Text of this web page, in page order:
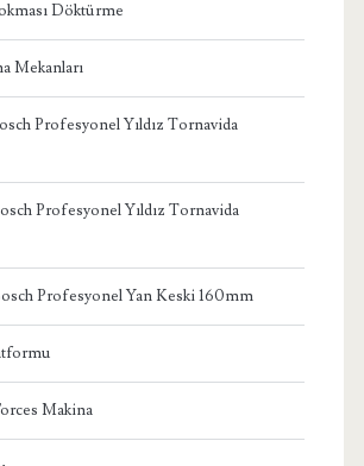
Döktürme
Mekanları
Profesyonel Yıldız Tornavida
Profesyonel Yıldız Tornavida
Profesyonel Yan Keski 160mm
Makina